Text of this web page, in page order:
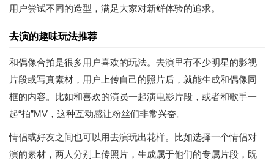
用户尝试不同的造型，满足大家对新鲜体验的追求。
去演的趣味玩法推荐
和偶像合拍是很多用户喜欢的玩法。去演里有不少明星的影视
片段或写真素材，用户上传自己的照片后，就能生成和偶像同
框的内容。比如和喜欢的演员一起演电影片段，或者和歌手一
起“拍”MV，这种互动感让粉丝们非常兴奋。
情侣或好友之间也可以用去演玩出花样。比如选择一个情侣对
演的素材，两人分别上传照片，生成属于他们的专属片段，既